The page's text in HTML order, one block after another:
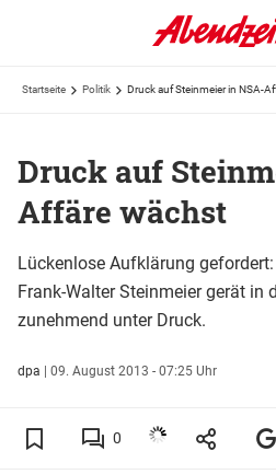
Startseite Politik Druck auf Steinmeier in NSA-
Druck auf
Affäre wächst
Lückenlose Aufklärung
Frank-Walter Steinmeier gerät in
zunehmend unter Druck.
dpa | 09. August 2013 - 07:25 Uhr
0